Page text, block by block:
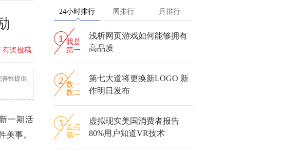
开服表
微信小游戏
手机游戏
游戏攻略
有奖投稿
善性提供
一期活
美事。
24小时排行 周排行 月排行
我是
第一
浅析网页游戏如何能够拥有
高品质
数一
数二
第七大道将更换新LOGO 新
作明日发布
差点
第一
虚拟现实美国消费者报告
80%用户知道VR技术